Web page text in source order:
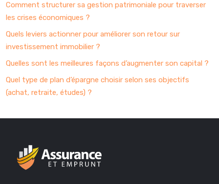
Comment structurer sa gestion patrimoniale pour traverser
les crises économiques ?
Quels leviers actionner pour améliorer son retour sur
investissement immobilier ?
Quelles sont les meilleures façons d’augmenter son capital ?
Quel type de plan d’épargne choisir selon ses objectifs
(achat, retraite, études) ?